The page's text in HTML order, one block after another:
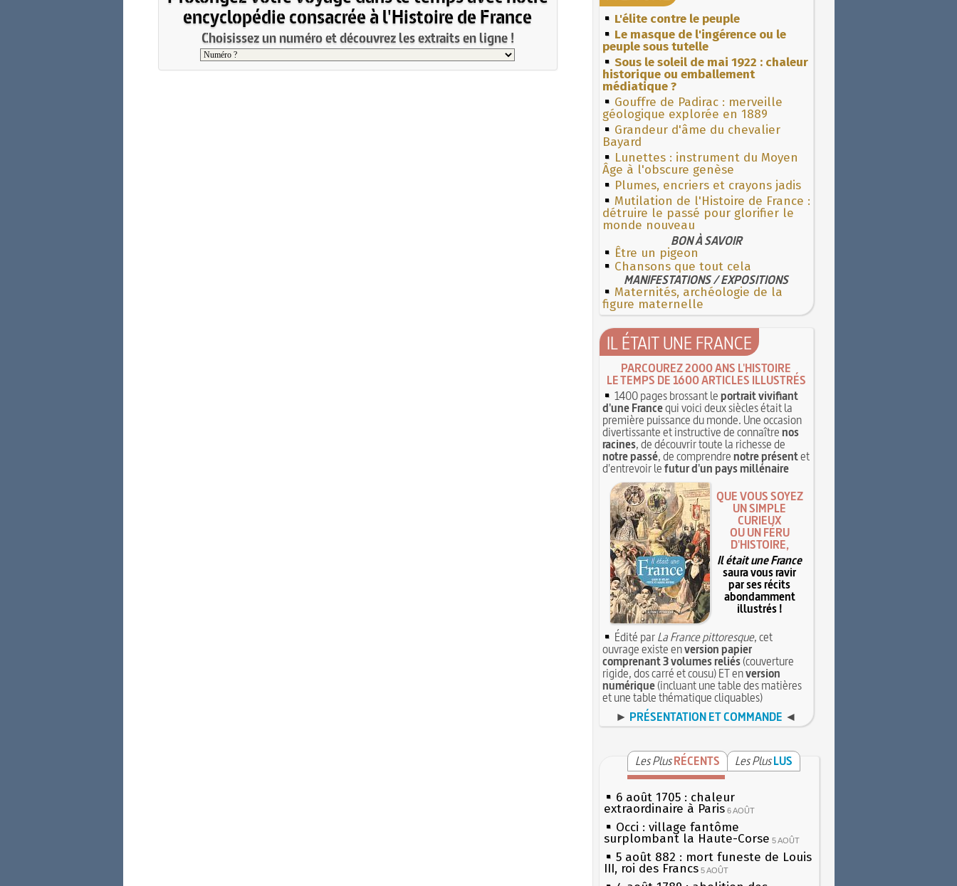
encyclopédie consacrée à l'Histoire de France
Choisissez un numéro et découvrez les extraits en ligne !
L'élite contre le peuple
Le masque de l'ingérence ou le
peuple sous tutelle
Sous le soleil de mai 1922 : chaleur
historique ou emballement
médiatique ?
Gouffre de Padirac : merveille
géologique explorée en 1889
Grandeur d'âme du chevalier
Bayard
Lunettes : instrument du Moyen
Âge à l'obscure genèse
Plumes, encriers et crayons jadis
Mutilation de l'Histoire de France :
détruire le passé pour glorifier le
monde nouveau
BON À SAVOIR
Être un pigeon
Chansons que tout cela
MANIFESTATIONS / EXPOSITIONS
Maternités, archéologie de la
figure maternelle
IL ÉTAIT UNE FRANCE
PARCOUREZ 2000 ANS L'HISTOIRE
LE TEMPS DE 1600 ARTICLES ILLUSTRÉS
1400 pages brossant leportrait vivifiant
d'une Francequi voici deux siècles était la
première puissance du monde. Une occasion
divertissante et instructive de connaîtrenos
racines, de découvrir toute la richesse de
notre passé, de comprendrenotre présentet
d'entrevoir lefutur d'un pays millénaire
QUE VOUS SOYEZ
UN SIMPLE
CURIEUX
OU UN FÉRU
D'HISTOIRE,
Il était une France
saura vous ravir
par ses récits
abondamment
illustrés !
Édité parLa France pittoresque, cet
ouvrage existe enversion papier
comprenant 3 volumes reliés(couverture
rigide, dos carré et cousu) ET enversion
numérique(incluant une table des matières
et une table thématique cliquables)
► PRÉSENTATION ET COMMANDE ◄
Les Plus RÉCENTS Les Plus LUS
6 août 1705 : chaleur
extraordinaire à Paris 6 AOÛT
Occi : village fantôme
surplombant la Haute-Corse 5 AOÛT
5 août 882 : mort funeste de Louis
III, roi des Francs 5 AOÛT